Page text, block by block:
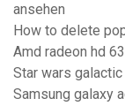
ansehen
How to delete
Amd radeon hd
Star wars
Samsung galaxy